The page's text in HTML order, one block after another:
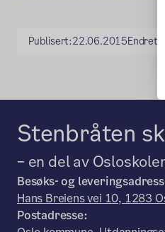
Publisert:22.06.2015Endret:
Stenbråten
– en del av
Besøks- og
Hans Breiens vei 10, 1283
Postadresse: